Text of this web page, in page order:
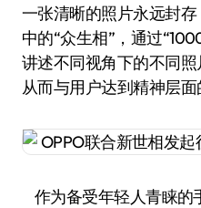
一张清晰的照片永远封
中的“众生相”，通过
讲述不同视角下的不同
从而与用户达到精神层面
作为备受年轻人青睐的